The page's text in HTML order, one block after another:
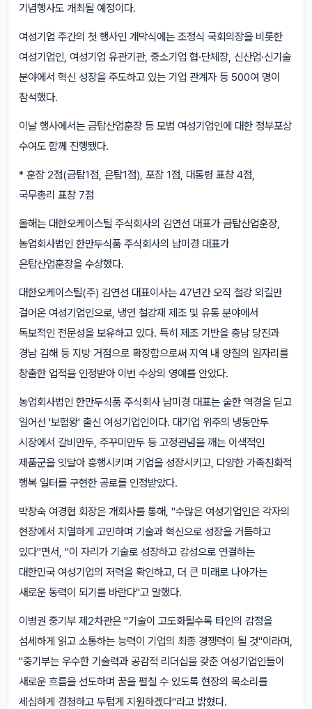
기념행사도 개최될 예정이다.
여성기업 주간의 첫 행사인 개막식에는 조정식 국회의장을 비롯한
여성기업인, 여성기업 유관기관, 중소기업 협·단체장, 신산업·신기술
분야에서 혁신 성장을 주도하고 있는 기업 관계자 등 500여 명이
참석했다.
이날 행사에서는 금탑산업훈장 등 모범 여성기업인에 대한 정부포상
수여도 함께 진행됐다.
* 훈장 2점(금탑1점, 은탑1점), 포장 1점, 대통령 표창 4점,
국무총리 표창 7점
올해는 대한오케이스틸 주식회사의 김연선 대표가 금탑산업훈장,
농업회사법인 한만두식품 주식회사의 남미경 대표가
은탑산업훈장을 수상했다.
대한오케이스틸(주) 김연선 대표이사는 47년간 오직 철강 외길만
걸어온 여성기업인으로, 냉연 철강재 제조 및 유통 분야에서
독보적인 전문성을 보유하고 있다. 특히 제조 기반을 충남 당진과
경남 김해 등 지방 거점으로 확장함으로써 지역 내 양질의 일자리를
창출한 업적을 인정받아 이번 수상의 영예를 안았다.
농업회사법인 한만두식품 주식회사 남미경 대표는 숱한 역경을 딛고
일어선 '보험왕' 출신 여성기업인이다. 대기업 위주의 냉동만두
시장에서 갈비만두, 주꾸미만두 등 고정관념을 깨는 이색적인
제품군을 잇달아 흥행시키며 기업을 성장시키고, 다양한 가족친화적
행복 일터를 구현한 공로를 인정받았다.
박창숙 여경협 회장은 개회사를 통해, "수많은 여성기업인은 각자의
현장에서 치열하게 고민하며 기술과 혁신으로 성장을 거듭하고
있다"면서, "이 자리가 기술로 성장하고 감성으로 연결하는
대한민국 여성기업의 저력을 확인하고, 더 큰 미래로 나아가는
새로운 동력이 되기를 바란다"고 말했다.
이병권 중기부 제2차관은 "기술이 고도화될수록 타인의 감정을
섬세하게 읽고 소통하는 능력이 기업의 최종 경쟁력이 될 것"이라며,
"중기부는 우수한 기술력과 공감적 리더십을 갖춘 여성기업인들이
새로운 흐름을 선도하며 꿈을 펼칠 수 있도록 현장의 목소리를
세심하게 경청하고 두텁게 지원하겠다"라고 밝혔다.